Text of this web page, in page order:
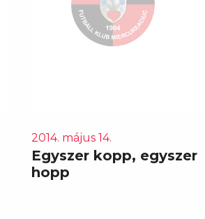
2014. május 14.
Egyszer kopp, egyszer
hopp